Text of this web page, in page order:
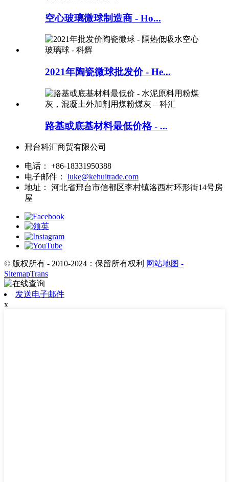
空心玻璃微球制造商 - Ho...
2021年陶瓷微球批发价 - He...
路基或底基材料最低价格 - ...
邢台科汇商贸有限公司
电话：
+86-18331950388
电子邮件：
luke@kehuitrade.com
地址：
河北省邢台市信都区李村镇洛西村环形街14号房
屋
© 版权所有 - 2010-2024：保留所有权利 网站地图 -
SitemapTrans
发送电子邮件
x